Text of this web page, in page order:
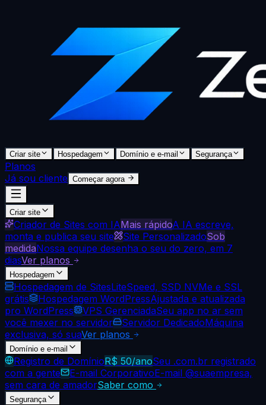
Criar site Hospedagem Domínio e e-mail Segurança
Planos
Já sou cliente Começar agora
Criar site
Criador de Sites com IAMais rápidoA IA escreve,
monta e publica seu site
Site PersonalizadoSob
medidaNossa equipe desenha o seu do zero, em 7
diasVer planos
Hospedagem
Hospedagem de SitesLiteSpeed, SSD NVMe e SSL
grátis
Hospedagem WordPressAjustada e atualizada
pro WordPress
VPS GerenciadaSeu app no ar sem
você mexer no servidor
Servidor DedicadoMáquina
exclusiva, só suaVer planos
Domínio e e-mail
Registro de DomínioR$ 50/anoSeu .com.br registrado
com a gente
E-mail CorporativoE-mail @suaempresa,
sem cara de amadorSaber como
Segurança